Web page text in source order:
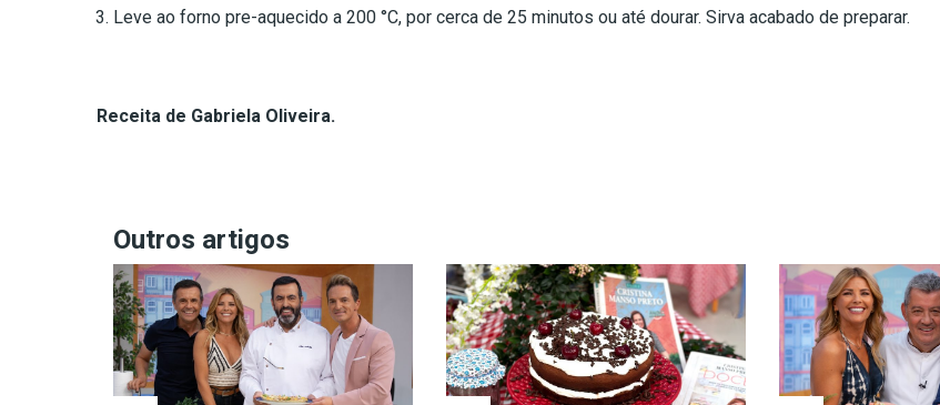
Leve ao forno pre-aquecido a 200 °C, por cerca de 25 minutos ou até dourar. Sirva acabado de preparar.
Receita de Gabriela Oliveira.
Outros artigos